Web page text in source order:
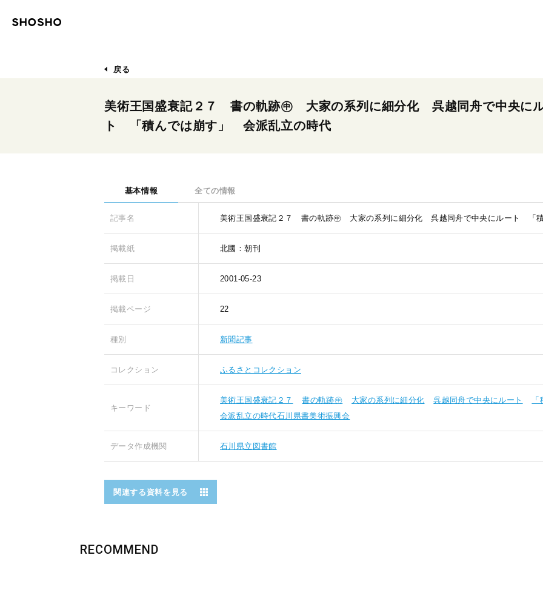
戻る
美術王国盛衰記２７ 書の軌跡㊥ 大家の系列に細分化 呉越同舟で中央に
ト 「積んでは崩す」 会派乱立の時代
基本情報 全ての情報
記事名 美術王国盛衰記２７ 書の軌跡㊥ 大家の系列に細分化 呉越同舟で中央にルート 「
掲載紙 北國：朝刊
掲載日 2001-05-23
掲載ページ 22
種別 新聞記事
コレクション ふるさとコレクション
キーワード
美術王国盛衰記２７ 書の軌跡㊥ 大家の系列に細分化 呉越同舟で中央にルート
会派乱立の時代石川県書美術振興会
データ作成機関 石川県立図書館
関連する資料を見る
RECOMMEND